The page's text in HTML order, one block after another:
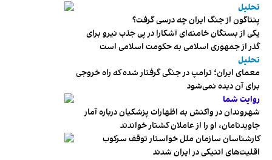
تحلیل
پنتاگون از جنگ ایران چه درسی گرفت؟
یکی از بستگان خامنه‌ای آشکارا در پی جذب نیرو برای
گذر از جمهوری اسلامی به حکومت اسلامی است
تحلیل
معمای ایران؛ ترامپ در جنگی گرفتار شده که راه خروجی
برای آن دیده نمی‌شود
روایت شما
شهروندان در واکنش به اظهارات پزشکیان درباره آمار
جاویدنامان، او را از عاملان کشتار خواندند
کارشناسان سازمان ملل خواستار توقف سرکوب
اقلیت‌های اتنیکی در ایران شدند